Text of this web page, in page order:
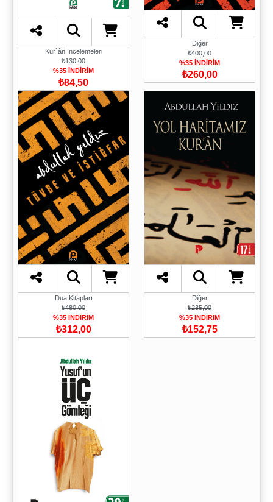
Kur`ân İncelemeleri
₺130,00
%35 İNDİRİM
₺84,50
Diğer
₺400,00
%35 İNDİRİM
₺260,00
Dua Kitapları
₺480,00
%35 İNDİRİM
₺312,00
Diğer
₺235,00
%35 İNDİRİM
₺152,75